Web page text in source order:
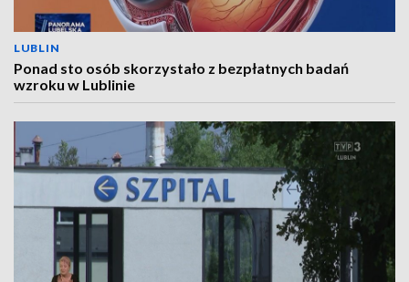
LUBLIN
Ponad sto osób skorzystało z bezpłatnych badań
wzroku w Lublinie